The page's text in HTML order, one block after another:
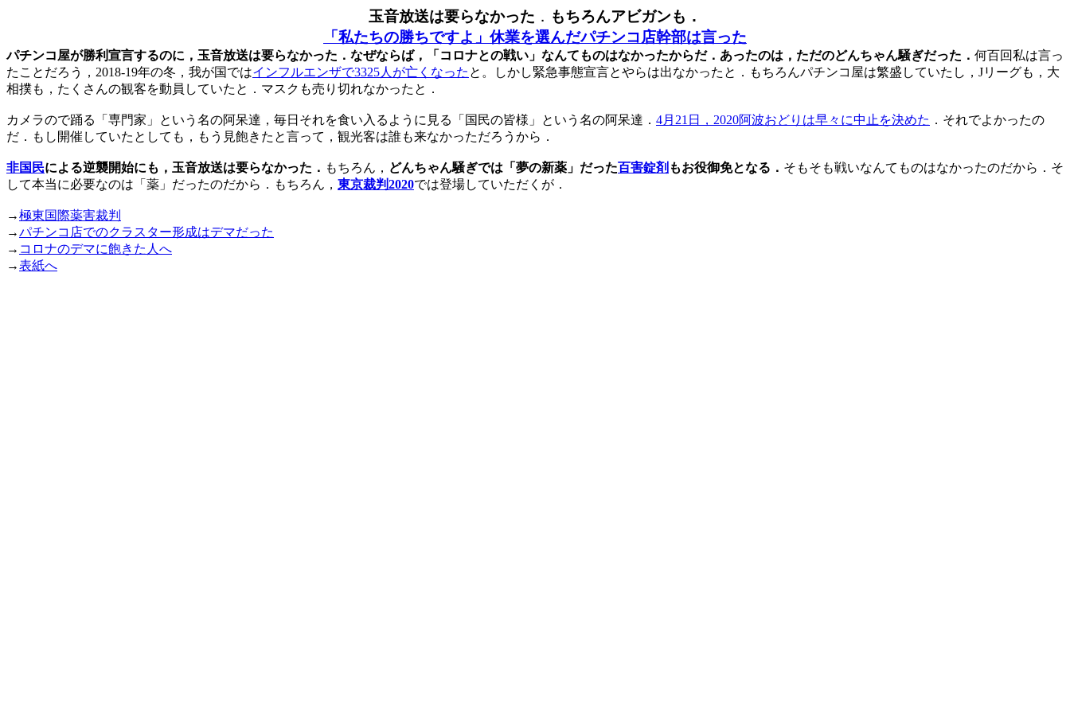
玉音放送は要らなかった ． もちろんアビガンも．
「私たちの勝ちですよ」休業を選んだパチンコ店幹部は言った
パチンコ屋が勝利宣言するのに，玉音放送は要らなかった．なぜならば，「コロナとの戦い」なんてものはなかったからだ．あったのは，ただのどんちゃん騒ぎだった． 何百回私は言っ
たことだろう，2018-19年の冬，我が国ではインフルエンザで3325人が亡くなった と。しかし緊急事態宣言とやらは出なかったと．もちろんパチンコ屋は繁盛していたし，Jリーグも，大
相撲も，たくさんの観客を動員していたと．マスクも売り切れなかったと．
カメラので踊る「専門家」という名の阿呆達，毎日それを食い入るように見る「国民の皆様」という名の阿呆達． 4月21日，2020阿波おどりは早々に中止を決めた ．それでよかったの
だ．もし開催していたとしても，もう見飽きたと言って，観光客は誰も来なかっただろうから．
非国民による逆襲開始にも，玉音放送は要らなかった． もちろん， どんちゃん騒ぎでは「夢の新薬」だった百害錠剤 もお役御免となる． そもそも戦いなんてものはなかったのだから．そ
して本当に必要なのは「薬」だったのだから．もちろん， 東京裁判2020では登場していただくが．
→極東国際薬害裁判
→パチンコ店でのクラスター形成はデマだった
→ コロナのデマに飽きた人へ
→表紙へ